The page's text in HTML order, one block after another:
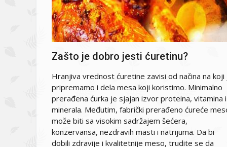
Zašto je dobro jesti ćuretinu?
Hranjiva vrednost ćuretine zavisi od načina na koji
pripremamo i dela mesa koji koristimo. Minimalno
prerađena ćurka je sjajan izvor proteina, vitamina i
minerala. Međutim, fabrički prerađeno ćureće
može biti sa visokim sadržajem šećera,
konzervansa, nezdravih masti i natrijuma. Da bi
dobili zdravije i kvalitetnije meso, trudite se da